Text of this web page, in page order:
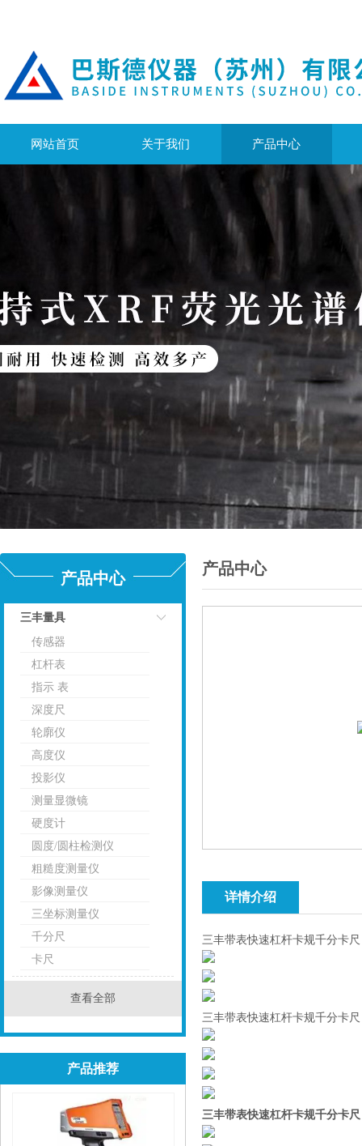
网站首页 关于我们 产品中心
产品中心
三丰量具
传感器
杠杆表
指示 表
深度尺
轮廓仪
高度仪
投影仪
测量显微镜
硬度计
圆度/圆柱检测仪
粗糙度测量仪
影像测量仪
三坐标测量仪
千分尺
卡尺
查看全部
产品推荐
产品中心
详情介绍
三丰带表快速杠杆卡规千分卡
三丰带表快速杠杆卡规千分卡
三丰带表快速杠杆卡规千分卡尺